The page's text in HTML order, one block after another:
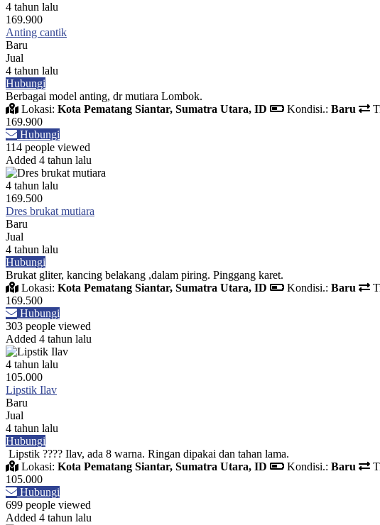
4 tahun lalu
169.900
Anting cantik
Baru
Jual
4 tahun lalu
Hubungi
Berbagai model anting, dr mutiara Lombok.
Lokasi: Kota Pematang Siantar, Sumatra Utara, ID Kondisi.: Baru
169.900
Hubungi
114 people viewed
Added 4 tahun lalu
4 tahun lalu
169.500
Dres brukat mutiara
Baru
Jual
4 tahun lalu
Hubungi
Brukat gliter, kancing belakang ,dalam piring. Pinggang karet.
Lokasi: Kota Pematang Siantar, Sumatra Utara, ID Kondisi.: Baru
169.500
Hubungi
303 people viewed
Added 4 tahun lalu
4 tahun lalu
105.000
Lipstik Ilav
Baru
Jual
4 tahun lalu
Hubungi
Lipstik ???? Ilav, ada 8 warna. Ringan dipakai dan tahan lama.
Lokasi: Kota Pematang Siantar, Sumatra Utara, ID Kondisi.: Baru
105.000
Hubungi
699 people viewed
Added 4 tahun lalu